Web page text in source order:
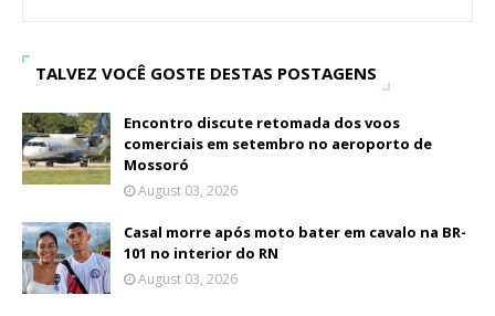
TALVEZ VOCÊ GOSTE DESTAS POSTAGENS
Encontro discute retomada dos voos
comerciais em setembro no aeroporto de
Mossoró
August 03, 2026
Casal morre após moto bater em cavalo na BR-
101 no interior do RN
August 03, 2026